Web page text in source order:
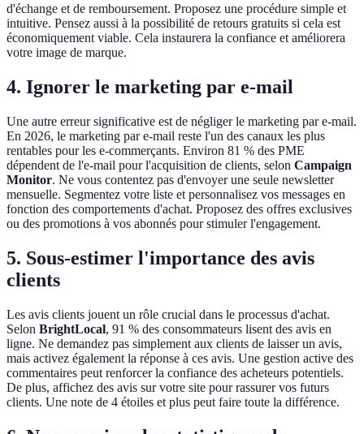
d'échange et de remboursement. Proposez une procédure simple et
intuitive. Pensez aussi à la possibilité de retours gratuits si cela est
économiquement viable. Cela instaurera la confiance et améliorera
votre image de marque.
4. Ignorer le marketing par e-mail
Une autre erreur significative est de négliger le marketing par e-mail.
En 2026, le marketing par e-mail reste l'un des canaux les plus
rentables pour les e-commerçants. Environ 81 % des PME
dépendent de l'e-mail pour l'acquisition de clients, selon Campaign
Monitor. Ne vous contentez pas d'envoyer une seule newsletter
mensuelle. Segmentez votre liste et personnalisez vos messages en
fonction des comportements d'achat. Proposez des offres exclusives
ou des promotions à vos abonnés pour stimuler l'engagement.
5. Sous-estimer l'importance des avis
clients
Les avis clients jouent un rôle crucial dans le processus d'achat.
Selon BrightLocal, 91 % des consommateurs lisent des avis en
ligne. Ne demandez pas simplement aux clients de laisser un avis,
mais activez également la réponse à ces avis. Une gestion active des
commentaires peut renforcer la confiance des acheteurs potentiels.
De plus, affichez des avis sur votre site pour rassurer vos futurs
clients. Une note de 4 étoiles et plus peut faire toute la différence.